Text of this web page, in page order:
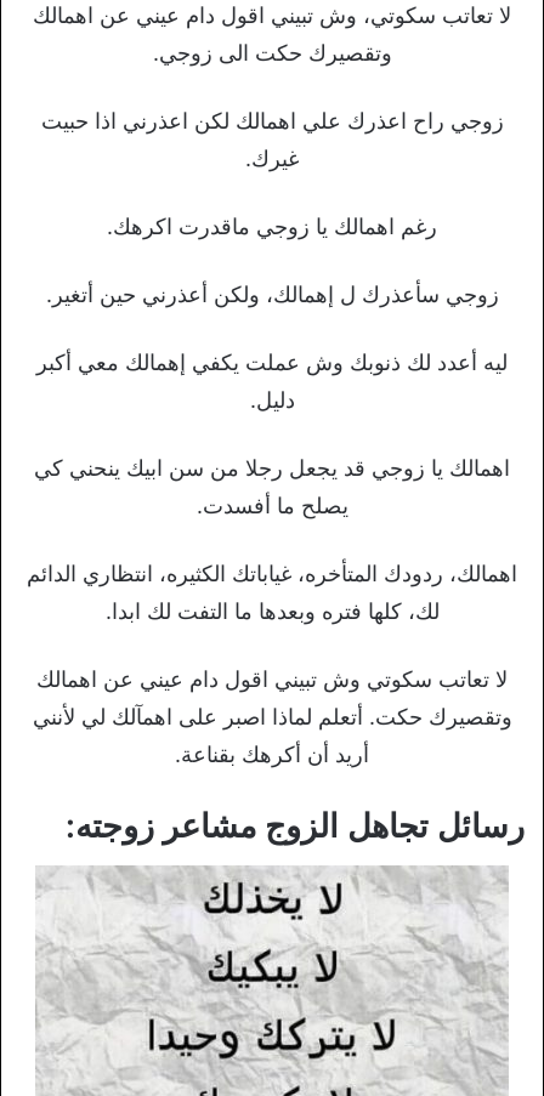
ﻻ تعاتب سكوتي، وش تبيني اقول دام عيني عن اهمالك
وتقصيرك حكت الى زوجي.
زوجي راح اعذرك علي اهمالك لكن اعذرني اذا حبيت
غيرك.
رغم اهمالك يا زوجي ماقدرت اكرهك.
زوجي سأعذرك ل إهمالك، ولكن أعذرني حين أتغير.
ليه أعدد لك ذنوبك وش عملت يكفي إهمالك معي أكبر
دليل.
اهمالك يا زوجي قد يجعل رجلا من سن ابيك ينحني كي
يصلح ما أفسدت.
اهمالك، ردودك المتأخره، غياباتك الكثيره، انتظاري الدائم
لك، كلها فتره وبعدها ما التفت لك ابدا.
لا تعاتب سكوتي وش تبيني اقول دام عيني عن اهمالك
وتقصيرك حكت. أتعلم لماذا اصبر على اهمآلك لي لأنني
أريد أن أكرهك بقناعة.
رسائل تجاهل الزوج مشاعر زوجته: